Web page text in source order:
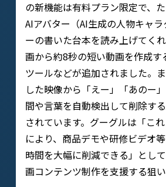
の新機能は有料プラン限定で、
AIアバター（AI生成の人物キャ
ーの書いた台本を読み上げてく
画から約8秒の短い動画を作成
ツールなどが追加されました。
した映像から「えー」「あのー
間や言葉を自動検出して削除す
されています。グーグルは「こ
により、商品デモや研修ビデオ
時間を大幅に削減できる」とし
画コンテンツ制作を支援する狙い